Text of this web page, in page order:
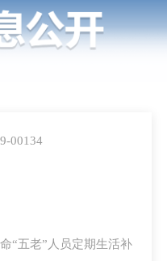
00134
“五老”人员定期生活补